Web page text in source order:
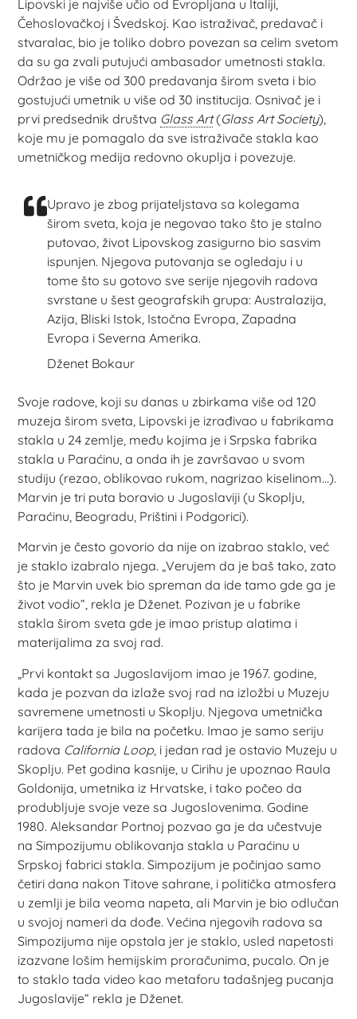
Lipovski je najviše učio od Evropljana u Italiji,
Čehoslovačkoj i Švedskoj. Kao istraživač, predavač i
stvaralac, bio je toliko dobro povezan sa celim svetom
da su ga zvali putujući ambasador umetnosti stakla.
Održao je više od 300 predavanja širom sveta i bio
gostujući umetnik u više od 30 institucija. Osnivač je i
prvi predsednik društva Glass Art(Glass Art Society),
koje mu je pomagalo da sve istraživače stakla kao
umetničkog medija redovno okuplja i povezuje.
Upravo je zbog prijateljstava sa kolegama
širom sveta, koja je negovao tako što je stalno
putovao, život Lipovskog zasigurno bio sasvim
ispunjen. Njegova putovanja se ogledaju i u
tome što su gotovo sve serije njegovih radova
svrstane u šest geografskih grupa: Australazija,
Azija, Bliski Istok, Istočna Evropa, Zapadna
Evropa i Severna Amerika.
Dženet Bokaur
Svoje radove, koji su danas u zbirkama više od 120
muzeja širom sveta, Lipovski je izrađivao u fabrikama
stakla u 24 zemlje, među kojima je i Srpska fabrika
stakla u Paraćinu, a onda ih je završavao u svom
studiju (rezao, oblikovao rukom, nagrizao kiselinom…).
Marvin je tri puta boravio u Jugoslaviji (u Skoplju,
Paraćinu, Beogradu, Prištini i Podgorici).
Marvin je često govorio da nije on izabrao staklo, već
je staklo izabralo njega. „Verujem da je baš tako, zato
što je Marvin uvek bio spreman da ide tamo gde ga je
život vodio“, rekla je Dženet. Pozivan je u fabrike
stakla širom sveta gde je imao pristup alatima i
materijalima za svoj rad.
„Prvi kontakt sa Jugoslavijom imao je 1967. godine,
kada je pozvan da izlaže svoj rad na izložbi u Muzeju
savremene umetnosti u Skoplju. Njegova umetnička
karijera tada je bila na početku. Imao je samo seriju
radova California Loop , i jedan rad je ostavio Muzeju u
Skoplju. Pet godina kasnije, u Cirihu je upoznao Raula
Goldonija, umetnika iz Hrvatske, i tako počeo da
produbljuje svoje veze sa Jugoslovenima. Godine
1980. Aleksandar Portnoj pozvao ga je da učestvuje
na Simpozijumu oblikovanja stakla u Paraćinu u
Srpskoj fabrici stakla. Simpozijum je počinjao samo
četiri dana nakon Titove sahrane, i politička atmosfera
u zemlji je bila veoma napeta, ali Marvin je bio odlučan
u svojoj nameri da dođe. Većina njegovih radova sa
Simpozijuma nije opstala jer je staklo, usled napetosti
izazvane lošim hemijskim proračunima, pucalo. On je
to staklo tada video kao metaforu tadašnjeg pucanja
Jugoslavije“ rekla je Dženet.